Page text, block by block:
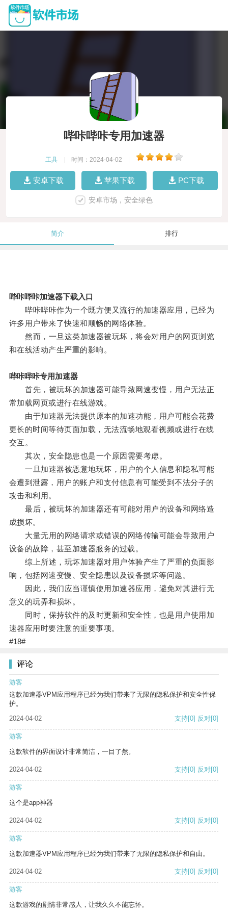
哔咔哔咔专用加速器
工具 时间：2024-04-02
安卓下载 苹果下载 PC下载
安卓市场，安全绿色
简介 排行
哔咔哔咔加速器下载入口
哔咔哔咔作为一个既方便又流行的加速器应用，已经为
许多用户带来了快速和顺畅的网络体验。
然而，一旦这类加速器被玩坏，将会对用户的网页浏览
和在线活动产生严重的影响。
哔咔哔咔专用加速器
首先，被玩坏的加速器可能导致网速变慢，用户无法正
常加载网页或进行在线游戏。
由于加速器无法提供原本的加速功能，用户可能会花费
更长的时间等待页面加载，无法流畅地观看视频或进行在线
交互。
其次，安全隐患也是一个原因需要考虑。
一旦加速器被恶意地玩坏，用户的个人信息和隐私可能
会遭到泄露，用户的账户和支付信息有可能受到不法分子的
攻击和利用。
最后，被玩坏的加速器还有可能对用户的设备和网络造
成损坏。
大量无用的网络请求或错误的网络传输可能会导致用户
设备的故障，甚至加速器服务的过载。
综上所述，玩坏加速器对用户体验产生了严重的负面影
响，包括网速变慢、安全隐患以及设备损坏等问题。
因此，我们应当谨慎使用加速器应用，避免对其进行无
意义的玩弄和损坏。
同时，保持软件的及时更新和安全性，也是用户使用加
速器应用时要注意的重要事项。
#18#
评论
游客
这款加速器VPM应用程序已经为我们带来了无限的隐私保护和安全性保
护。
2024-04-02
支持[0] 反对[0]
游客
这款软件的界面设计非常简洁，一目了然。
2024-04-02 支持[0] 反对[0]
游客
这个是app神器
2024-04-02 支持[0] 反对[0]
游客
这款加速器VPM应用程序已经为我们带来了无限的隐私保护和自由。
2024-04-02 支持[0] 反对[0]
游客
这款游戏的剧情非常感人，让我久久不能忘怀。